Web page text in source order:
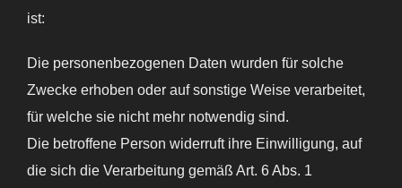
ist:
Die personenbezogenen Daten wurden für solche
Zwecke erhoben oder auf sonstige Weise verarbeitet,
für welche sie nicht mehr notwendig sind.
Die betroffene Person widerruft ihre Einwilligung, auf
die sich die Verarbeitung gemäß Art. 6 Abs. 1